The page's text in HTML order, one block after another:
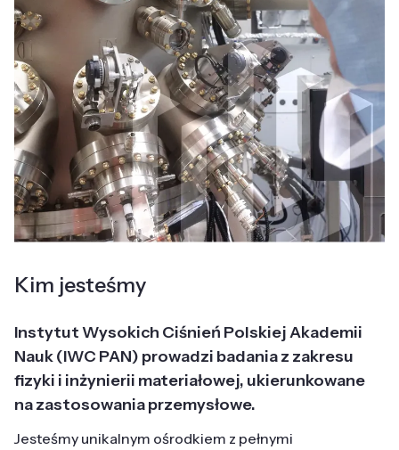
Kim jesteśmy
Instytut Wysokich Ciśnień Polskiej Akademii
Nauk (IWC PAN) prowadzi badania z zakresu
fizyki i inżynierii materiałowej, ukierunkowane
na zastosowania przemysłowe.
Jesteśmy unikalnym ośrodkiem z pełnymi